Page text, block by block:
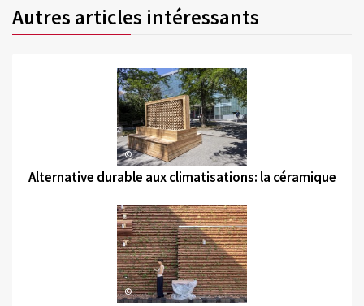
Autres articles intéressants
©
Alternative durable aux climatisations: la céramique
©